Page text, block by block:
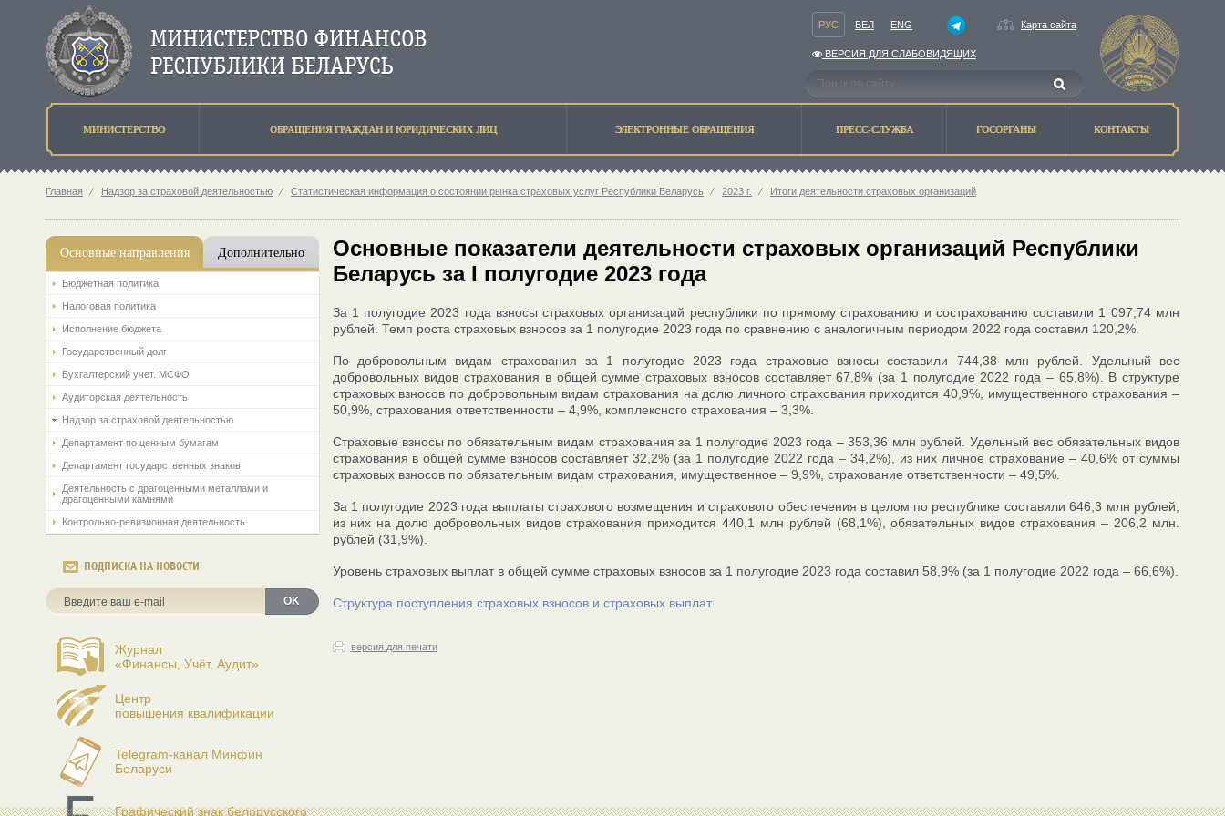
РУС БЕЛ ENG Карта сайта
ВЕРСИЯ ДЛЯ СЛАБОВИДЯЩИХ
МИНИСТЕРСТВО ОБРАЩЕНИЯ ГРАЖДАН И ЮРИДИЧЕСКИХ ЛИЦ ЭЛЕКТРОННЫЕ ОБРАЩЕНИЯ ПРЕСС-СЛУЖБА ГОСОРГАНЫ КОНТАКТЫ
Главная ⁄ Надзор за страховой деятельностью ⁄ Статистическая информация о состоянии рынка страховых услуг Республики Беларусь ⁄ 2023 г. ⁄ Итоги деятельности страховых организаций
Основные направления Дополнительно
Бюджетная политика
Налоговая политика
Исполнение бюджета
Государственный долг
Бухгалтерский учет. МСФО
Аудиторская деятельность
Надзор за страховой деятельностью
Департамент по ценным бумагам
Департамент государственных знаков
Деятельность с драгоценными металлами и
драгоценными камнями
Контрольно-ревизионная деятельность
ПОДПИСКА НА НОВОСТИ
OK
Журнал
«Финансы, Учёт, Аудит»
Центр
повышения квалификации
Telegram-канал Минфин
Беларуси
Графический знак белорусского
Основные показатели деятельности страховых организаций Республики
Беларусь за I полугодие 2023 года
За 1 полугодие 2023 года взносы страховых организаций республики по прямому страхованию и сострахованию составили 1 097,74 млн
рублей. Темп роста страховых взносов за 1 полугодие 2023 года по сравнению с аналогичным периодом 2022 года составил 120,2%.
По добровольным видам страхования за 1 полугодие 2023 года страховые взносы составили 744,38 млн рублей. Удельный вес
добровольных видов страхования в общей сумме страховых взносов составляет 67,8% (за 1 полугодие 2022 года – 65,8%). В структуре
страховых взносов по добровольным видам страхования на долю личного страхования приходится 40,9%, имущественного страхования –
50,9%, страхования ответственности – 4,9%, комплексного страхования – 3,3%.
Страховые взносы по обязательным видам страхования за 1 полугодие 2023 года – 353,36 млн рублей. Удельный вес обязательных видов
страхования в общей сумме взносов составляет 32,2% (за 1 полугодие 2022 года – 34,2%), из них личное страхование – 40,6% от суммы
страховых взносов по обязательным видам страхования, имущественное – 9,9%, страхование ответственности – 49,5%.
За 1 полугодие 2023 года выплаты страхового возмещения и страхового обеспечения в целом по республике составили 646,3 млн рублей,
из них на долю добровольных видов страхования приходится 440,1 млн рублей (68,1%), обязательных видов страхования – 206,2 млн.
рублей (31,9%).
Уровень страховых выплат в общей сумме страховых взносов за 1 полугодие 2023 года составил 58,9% (за 1 полугодие 2022 года – 66,6%).
Структура поступления страховых взносов и страховых выплат
версия для печати